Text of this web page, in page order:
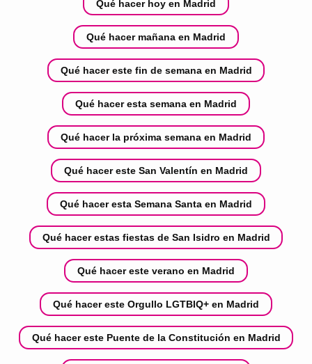
Qué hacer hoy en Madrid
Qué hacer mañana en Madrid
Qué hacer este fin de semana en Madrid
Qué hacer esta semana en Madrid
Qué hacer la próxima semana en Madrid
Qué hacer este San Valentín en Madrid
Qué hacer esta Semana Santa en Madrid
Qué hacer estas fiestas de San Isidro en Madrid
Qué hacer este verano en Madrid
Qué hacer este Orgullo LGTBIQ+ en Madrid
Qué hacer este Puente de la Constitución en Madrid